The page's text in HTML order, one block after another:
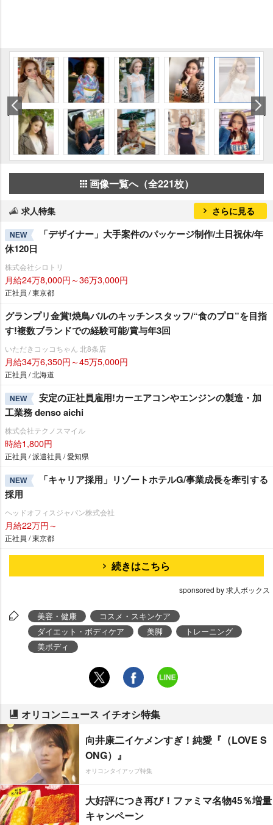
画像一覧へ（全221枚）
求人特集 さらに見る
NEW
「デザイナー」大手案件のパッケージ制作/土日祝休/年
休120日
株式会社シロトリ
月給24万8,000円～36万3,000円
正社員 / 東京都
グランプリ金賞!焼鳥バルのキッチンスタッフ/“食のプロ”を目指
す!複数ブランドでの経験可能/賞与年3回
いただきコッコちゃん 北8条店
月給34万6,350円～45万5,000円
正社員 / 北海道
NEW
安定の正社員雇用!カーエアコンやエンジンの製造・加
工業務 denso aichi
株式会社テクノスマイル
時給1,800円
正社員 / 派遣社員 / 愛知県
NEW
「キャリア採用」リゾートホテルG/事業成長を牽引する
採用
ヘッドオフィスジャパン株式会社
月給22万円～
正社員 / 東京都
続きはこちら
sponsored by 求人ボックス
美容・健康
コスメ・スキンケア
ダイエット・ボディケア
美脚
トレーニング
美ボディ
オリコンニュース イチオシ特集
向井康二イケメンすぎ！純愛『（LOVE S
ONG）』
オリコンタイアップ特集
大好評につき再び！ファミマ名物45％増量
キャンペーン